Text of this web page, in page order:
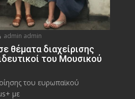
admin admin
θέματα διαχείρισης
του Μουσικού
του ευρωπαϊκού
με